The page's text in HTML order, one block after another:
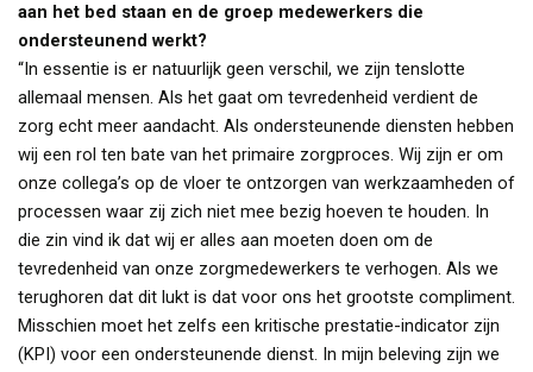
aan het bed staan en de groep medewerkers die
ondersteunend werkt?
“In essentie is er natuurlijk geen verschil, we zijn tenslotte
allemaal mensen. Als het gaat om tevredenheid verdient de
zorg echt meer aandacht. Als ondersteunende diensten hebben
wij een rol ten bate van het primaire zorgproces. Wij zijn er om
onze collega’s op de vloer te ontzorgen van werkzaamheden of
processen waar zij zich niet mee bezig hoeven te houden. In
die zin vind ik dat wij er alles aan moeten doen om de
tevredenheid van onze zorgmedewerkers te verhogen. Als we
terughoren dat dit lukt is dat voor ons het grootste compliment.
Misschien moet het zelfs een kritische prestatie-indicator zijn
(KPI) voor een ondersteunende dienst. In mijn beleving zijn we